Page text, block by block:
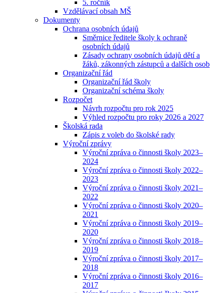
5. ročník
Vzdělávací obsah MŠ
Dokumenty
Ochrana osobních údajů
Směrnice ředitele školy k ochraně
osobních údajů
Zásady ochrany osobních údajů dětí a
žáků, zákonných zástupců a dalších osob
Organizační řád
Organizační řád školy
Organizační schéma školy
Rozpočet
Návrh rozpočtu pro rok 2025
Výhled rozpočtu pro roky 2026 a 2027
Školská rada
Zápis z voleb do školské rady
Výroční zprávy
Výroční zpráva o činnosti školy 2023–
2024
Výroční zpráva o činnosti školy 2022–
2023
Výroční zpráva o činnosti školy 2021–
2022
Výroční zpráva o činnosti školy 2020–
2021
Výroční zpráva o činnosti školy 2019–
2020
Výroční zpráva o činnosti školy 2018–
2019
Výroční zpráva o činnosti školy 2017–
2018
Výroční zpráva o činnosti školy 2016–
2017